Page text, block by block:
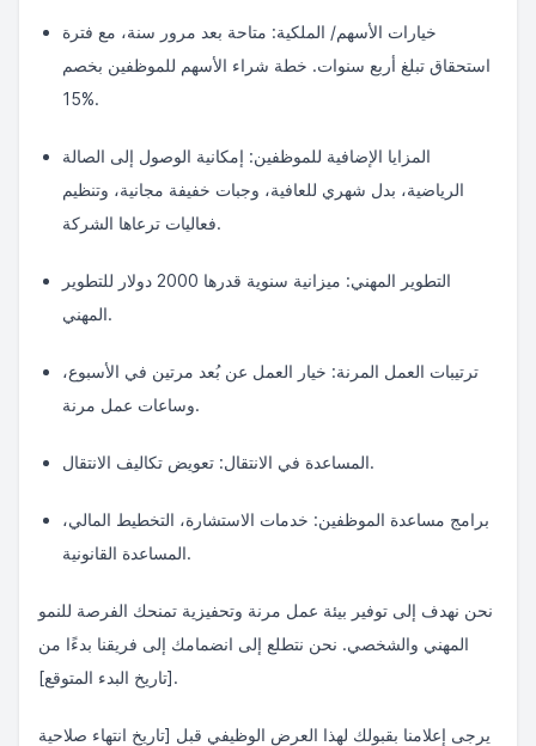
خيارات الأسهم/ الملكية: متاحة بعد مرور سنة، مع فترة
استحقاق تبلغ أربع سنوات. خطة شراء الأسهم للموظفين بخصم
15%.
المزايا الإضافية للموظفين: إمكانية الوصول إلى الصالة
الرياضية، بدل شهري للعافية، وجبات خفيفة مجانية، وتنظيم
فعاليات ترعاها الشركة.
التطوير المهني: ميزانية سنوية قدرها 2000 دولار للتطوير
المهني.
ترتيبات العمل المرنة: خيار العمل عن بُعد مرتين في الأسبوع،
وساعات عمل مرنة.
المساعدة في الانتقال: تعويض تكاليف الانتقال.
برامج مساعدة الموظفين: خدمات الاستشارة، التخطيط المالي،
المساعدة القانونية.
نحن نهدف إلى توفير بيئة عمل مرنة وتحفيزية تمنحك الفرصة للنمو
المهني والشخصي. نحن نتطلع إلى انضمامك إلى فريقنا بدءًا من
[تاريخ البدء المتوقع].
يرجى إعلامنا بقبولك لهذا العرض الوظيفي قبل [تاريخ انتهاء صلاحية